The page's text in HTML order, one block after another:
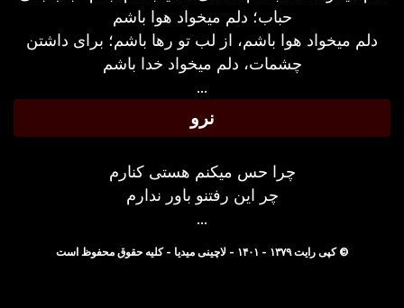
حباب؛ دلم میخواد هوا باشم
دلم میخواد هوا باشم، از لب تو رها باشم؛ برای داشتن
چشمات، دلم میخواد خدا باشم
نرو
چرا حس میکنم هستی کنارم
چر این رفتنو باور ندارم
© کپی رایت ۱۳۷۹ - ۱۴۰۱ - لاچینی میدیا - کلیه حقوق محفوظ است